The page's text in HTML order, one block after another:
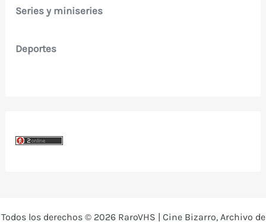
Series y miniseries
Deportes
Todos los derechos © 2026 RaroVHS | Cine Bizarro, Archivo de